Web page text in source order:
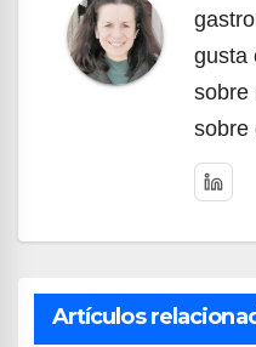
gusta
sobre
sobre
Artículos